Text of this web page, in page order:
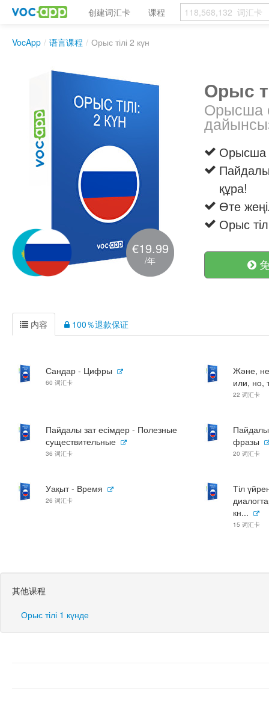
创建词汇卡 课程
VocApp / 语言课程 / Орыс тілі 2 күн
€19.99
/年
Орыс
Орысша
Орысша
Пайдалы
құра!
Өте
Орыс
内容 100％退款保证
Сандар - Цифры
60 词汇卡
Және,
или, но,
22 词汇卡
Пайдалы зат есімдер - Полезные
существительные
36 词汇卡
Пайдалы
фразы
20 词汇卡
Уақыт - Время
26 词汇卡
Тіл
кн...
15 词汇卡
其他课程
Орыс тілі 1 күнде